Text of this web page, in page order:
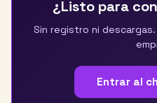
¿Listo para
Sin registro ni
Entrar al